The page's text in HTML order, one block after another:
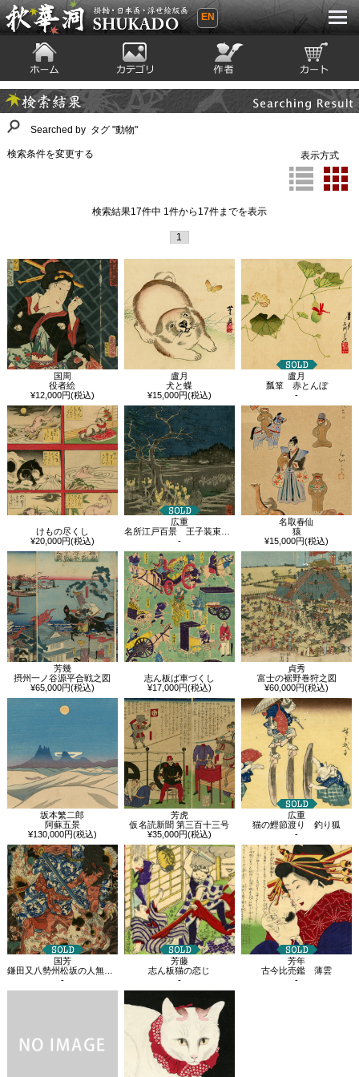
秋華洞 SHUKADO 掛軸・日本画・浮世
EN
ホーム カテゴリ 絵師 カート
検索結果
Searched by タグ "動物"
検索条件を変更する 表示方式
検索結果17件中 1件から17件までを表示
1
国周
役者絵
¥12,000円(税込)
盧月
犬と蝶
¥15,000円(税込)
盧月
瓢箪 赤とんぼ
-
けもの尽くし
¥20,000円(税込)
広重
名所江戸百景 王子装束ゑの木大晦日の狐火
-
名取春仙
猿
¥15,000円(税込)
芳幾
摂州一ノ谷源平合戦之図
¥65,000円(税込)
志ん板ば車づくし
¥17,000円(税込)
貞秀
富士の裾野巻狩之図
¥60,000円(税込)
坂本繁二郎
阿蘇五景
¥130,000円(税込)
芳虎
仮名読新聞 第三百十三号
¥35,000円(税込)
広重
猫の鰹節渡り 釣り狐
-
国芳
鎌田又八勢州松坂の人無双強力なり同国鈴鹿の山中にてとしふる大猫を殺す
-
芳藤
志ん板猫の恋じ
-
芳年
古今比売鑑 薄雲
-